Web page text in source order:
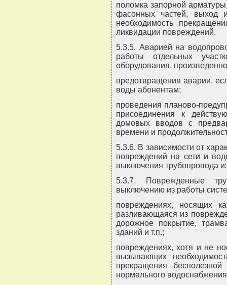
поломка запорной
фасонных частей, выход
необходимость
ликвидации повреждений.
5.3.5. Аварией на
работы отдельных
оборудования,
предотвращения аварии,
воды абонентам;
проведения планово-
присоединения к
домовых вводов с
времени и
5.3.6. В зависимости от
повреждений на сети и
выключения трубопровода
5.3.7. Поврежденные
выключению из работы
повреждениях, носящих
разливающаяся из
дорожное покрытие,
зданий и т.п.;
повреждениях, хотя и не
вызывающих
прекращения
нормального